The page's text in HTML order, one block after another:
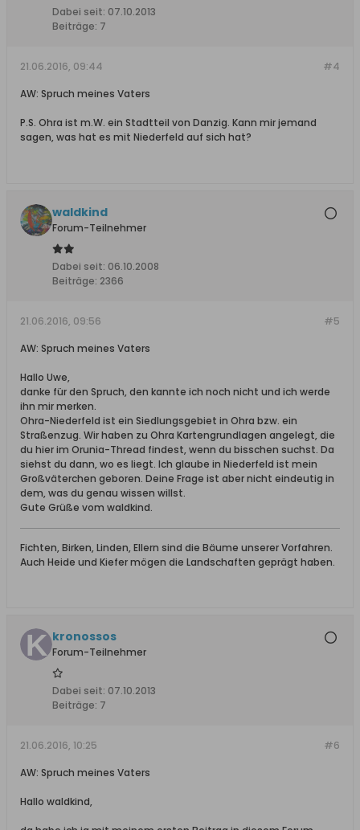
Dabei seit: 07.10.2013
Beiträge: 7
#4
21.06.2016, 09:44
AW: Spruch meines Vaters
P.S. Ohra ist m.W. ein Stadtteil von Danzig. Kann mir jemand
sagen, was hat es mit Niederfeld auf sich hat?
waldkind
Forum-Teilnehmer
Dabei seit: 06.10.2008
Beiträge: 2366
#5
21.06.2016, 09:56
AW: Spruch meines Vaters
Hallo Uwe,
danke für den Spruch, den kannte ich noch nicht und ich werde
ihn mir merken.
Ohra-Niederfeld ist ein Siedlungsgebiet in Ohra bzw. ein
Straßenzug. Wir haben zu Ohra Kartengrundlagen angelegt, die
du hier im Orunia-Thread findest, wenn du bisschen suchst. Da
siehst du dann, wo es liegt. Ich glaube in Niederfeld ist mein
Großväterchen geboren. Deine Frage ist aber nicht eindeutig in
dem, was du genau wissen willst.
Gute Grüße vom waldkind.
Fichten, Birken, Linden, Ellern sind die Bäume unserer Vorfahren.
Auch Heide und Kiefer mögen die Landschaften geprägt haben.
kronossos
Forum-Teilnehmer
Dabei seit: 07.10.2013
Beiträge: 7
#6
21.06.2016, 10:25
AW: Spruch meines Vaters
Hallo waldkind,